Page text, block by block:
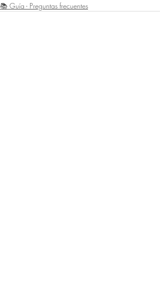
📚 Guía - Preguntas frecuentes